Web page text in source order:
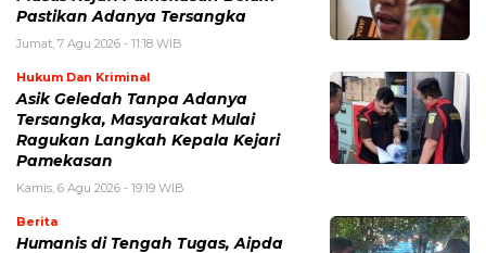
Pastikan Adanya Tersangka
Jumat, 7 Agu 2026 - 11:18 WIB
Hukum Dan Kriminal
Asik Geledah Tanpa Adanya
Tersangka, Masyarakat Mulai
Ragukan Langkah Kepala Kejari
Pamekasan
Kamis, 6 Agu 2026 - 19:19 WIB
Berita
Humanis di Tengah Tugas, Aipda